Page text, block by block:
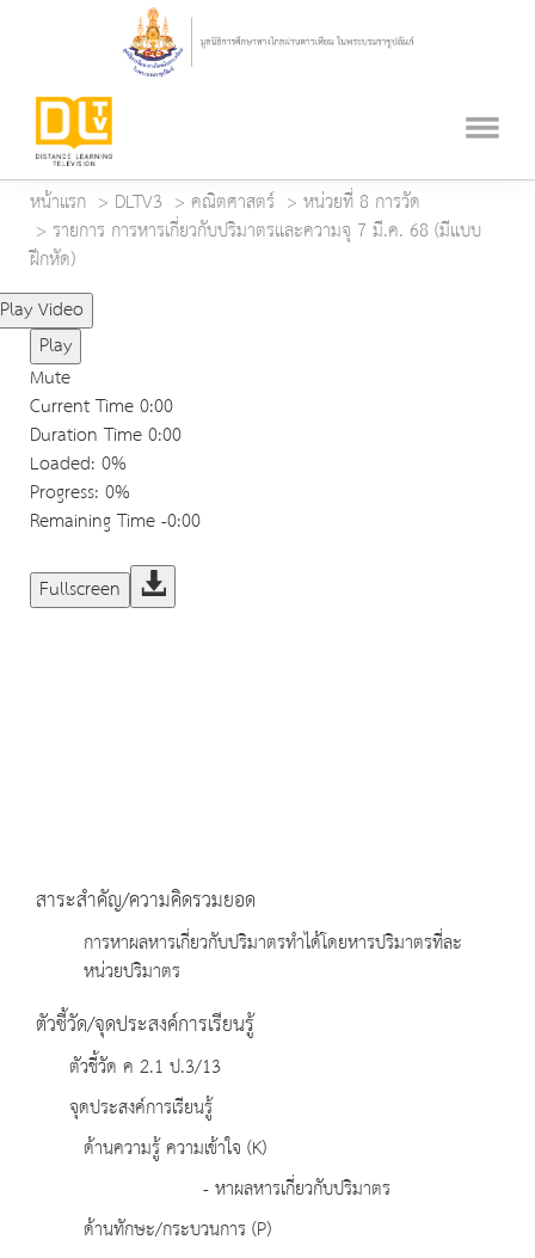
หน้าแรก DLTV3 คณิตศาสตร์
หน่วยที่ 8 การวัด
รายการ การหารเกี่ยวกับปริมาตรและความจุ 7 มี.ค. 68 (มีแบบ
ฝึกหัด)
Play Video
Play
Mute
Current Time0:00
Duration Time0:00
Loaded: 0%
Progress: 0%
Remaining Time-0:00
Fullscreen
สาระสำคัญ/ความคิดรวมยอด
การหาผลหารเกี่ยวกับปริมาตรทำได้โดยหารปริมาตรที่ละ
หน่วยปริมาตร
ตัวชี้วัด/จุดประสงค์การเรียนรู้
ตัวชี้วัด ค 2.1 ป.3/13
จุดประสงค์การเรียนรู้
ด้านความรู้ ความเข้าใจ (K)
- หาผลหารเกี่ยวกับปริมาตร
ด้านทักษะ/กระบวนการ (P)